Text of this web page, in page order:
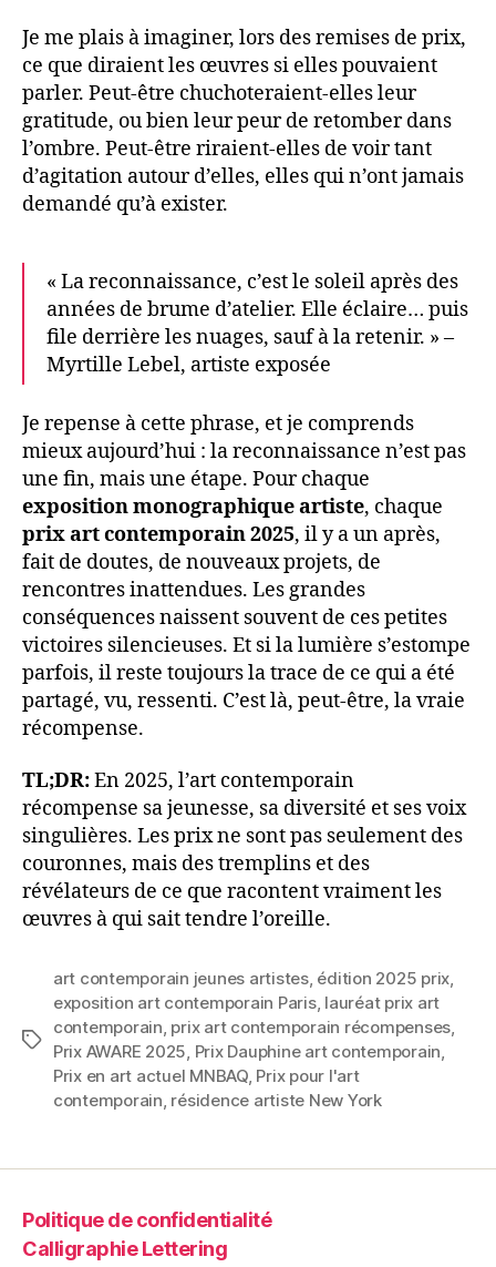
Je me plais à imaginer, lors des remises de prix,
ce que diraient les œuvres si elles pouvaient
parler. Peut-être chuchoteraient-elles leur
gratitude, ou bien leur peur de retomber dans
l’ombre. Peut-être riraient-elles de voir tant
d’agitation autour d’elles, elles qui n’ont jamais
demandé qu’à exister.
« La reconnaissance, c’est le soleil après des
années de brume d’atelier. Elle éclaire… puis
file derrière les nuages, sauf à la retenir. » –
Myrtille Lebel, artiste exposée
Je repense à cette phrase, et je comprends
mieux aujourd’hui : la reconnaissance n’est pas
une fin, mais une étape. Pour chaque
exposition monographique artiste, chaque
prix art contemporain 2025, il y a un après,
fait de doutes, de nouveaux projets, de
rencontres inattendues. Les grandes
conséquences naissent souvent de ces petites
victoires silencieuses. Et si la lumière s’estompe
parfois, il reste toujours la trace de ce qui a été
partagé, vu, ressenti. C’est là, peut-être, la vraie
récompense.
TL;DR:En 2025, l’art contemporain
récompense sa jeunesse, sa diversité et ses voix
singulières. Les prix ne sont pas seulement des
couronnes, mais des tremplins et des
révélateurs de ce que racontent vraiment les
œuvres à qui sait tendre l’oreille.
Étiquettes
art contemporain jeunes artistes, édition 2025 prix,
exposition art contemporain Paris, lauréat prix art
contemporain, prix art contemporain récompenses,
Prix AWARE 2025, Prix Dauphine art contemporain,
Prix en art actuel MNBAQ, Prix pour l'art
contemporain, résidence artiste New York
Politique de confidentialité
Calligraphie Lettering